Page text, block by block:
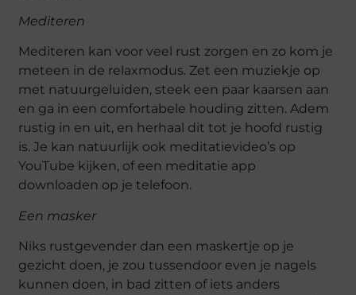
Mediteren
Mediteren kan voor veel rust zorgen en zo kom je
meteen in de relaxmodus. Zet een muziekje op
met natuurgeluiden, steek een paar kaarsen aan
en ga in een comfortabele houding zitten. Adem
rustig in en uit, en herhaal dit tot je hoofd rustig
is. Je kan natuurlijk ook meditatievideo’s op
YouTube kijken, of een meditatie app
downloaden op je telefoon.
Een masker
Niks rustgevender dan een maskertje op je
gezicht doen, je zou tussendoor even je nagels
kunnen doen, in bad zitten of iets anders